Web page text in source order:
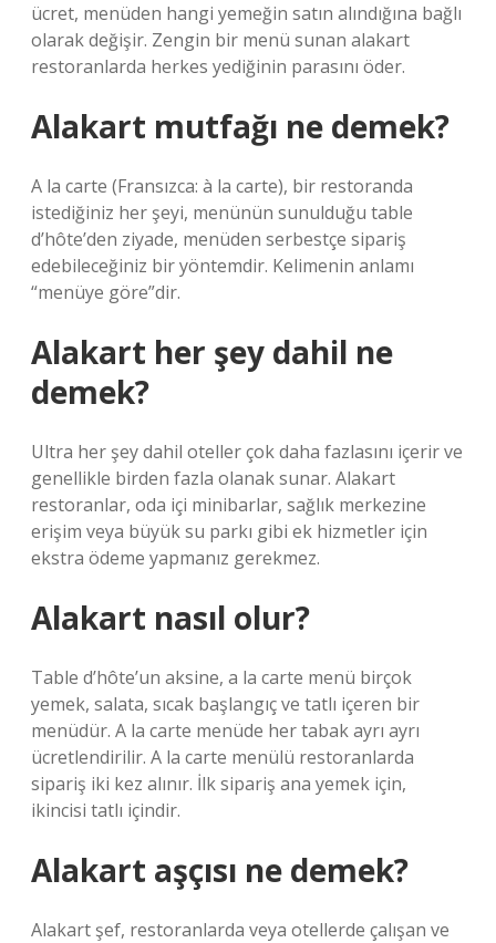
ücret, menüden hangi yemeğin satın alındığına bağlı
olarak değişir. Zengin bir menü sunan alakart
restoranlarda herkes yediğinin parasını öder.
Alakart mutfağı ne demek?
A la carte (Fransızca: à la carte), bir restoranda
istediğiniz her şeyi, menünün sunulduğu table
d’hôte’den ziyade, menüden serbestçe sipariş
edebileceğiniz bir yöntemdir. Kelimenin anlamı
“menüye göre”dir.
Alakart her şey dahil ne
demek?
Ultra her şey dahil oteller çok daha fazlasını içerir ve
genellikle birden fazla olanak sunar. Alakart
restoranlar, oda içi minibarlar, sağlık merkezine
erişim veya büyük su parkı gibi ek hizmetler için
ekstra ödeme yapmanız gerekmez.
Alakart nasıl olur?
Table d’hôte’un aksine, a la carte menü birçok
yemek, salata, sıcak başlangıç ​​ve tatlı içeren bir
menüdür. A la carte menüde her tabak ayrı ayrı
ücretlendirilir. A la carte menülü restoranlarda
sipariş iki kez alınır. İlk sipariş ana yemek için,
ikincisi tatlı içindir.
Alakart aşçısı ne demek?
Alakart şef, restoranlarda veya otellerde çalışan ve